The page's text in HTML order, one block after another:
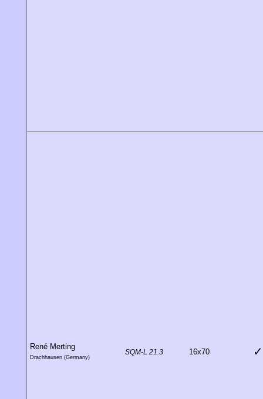
René Merting
Drachhausen (Germany)
SQM-L 21.3 16x70 ✓